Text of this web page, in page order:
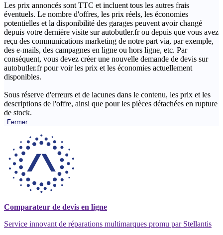
Les prix annoncés sont TTC et incluent tous les autres frais
éventuels. Le nombre d'offres, les prix réels, les économies
potentielles et la disponibilité des garages peuvent avoir changé
depuis votre dernière visite sur autobutler.fr ou depuis que vous avez
reçu des communications marketing de notre part via, par exemple,
des e-mails, des campagnes en ligne ou hors ligne, etc. Par
conséquent, vous devez créer une nouvelle demande de devis sur
autobutler.fr pour voir les prix et les économies actuellement
disponibles.
Sous réserve d'erreurs et de lacunes dans le contenu, les prix et les
descriptions de l'offre, ainsi que pour les pièces détachées en rupture
de stock.
Fermer
Comparateur de devis en ligne
Service innovant de réparations multimarques promu par Stellantis